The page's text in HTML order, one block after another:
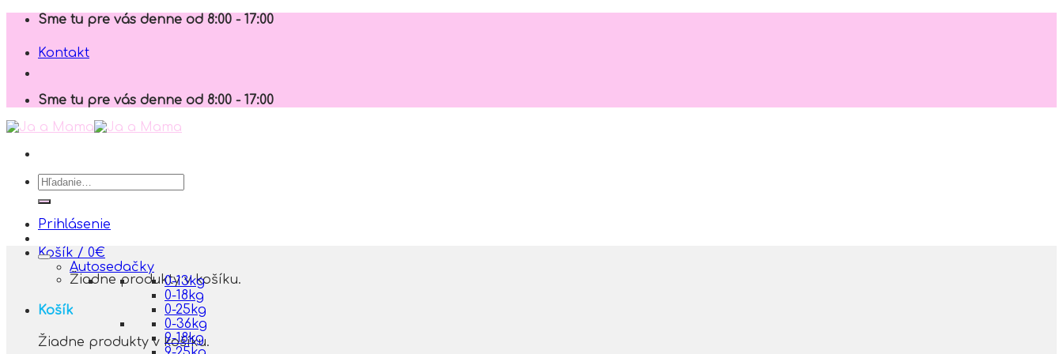
Skip
content
Sme tu pre vás denne od 8:00 - 17:00
Kontakt
Sme tu pre vás denne od 8:00 - 17:00
Hľadať:
Prihlásenie
Košík / 0€
Žiadne produkty v košíku.
Košík
Žiadne produkty v košíku.
Autosedačky
0-13kg
0-18kg
0-25kg
0-36kg
9-18kg